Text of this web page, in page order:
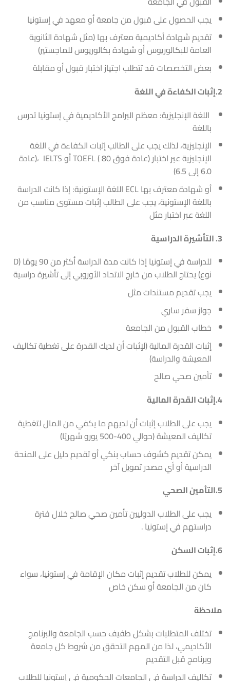
يجب الحصول على قبول من جامعة أو معهد في إستونيا
تقديم شهادة أكاديمية معترف بها (مثل شهادة الثانوية
العامة للبكالوريوس أو شهادة بكالوريوس للماجستير)
بعض التخصصات قد تتطلب اجتياز اختبار قبول أو مقابلة
2.إثبات الكفاءة في اللغة
اللغة الإنجليزية: معظم البرامج الأكاديمية في إستونيا تدرس
باللغة
الإنجليزية، لذلك يجب على الطالب إثبات الكفاءة في اللغة
الإنجليزية عبر اختبار (عادة فوق 80 ) TOEFL أو IELTS ،(عادة
6.0 إلى 6.5)
أو شهادة معترف بها ECL اللغة الإستونية: إذا كانت الدراسة
باللغة الإستونية، يجب على الطالب إثبات مستوى مناسب من
اللغة عبر اختبار مثل
3. التأشيرة الدراسية
للدراسة في إستونيا إذا كانت مدة الدراسة أكثر من 90 يومًا (D
نوع) يحتاج الطلاب من خارج الاتحاد الأوروبي إلى تأشيرة دراسية
يجب تقديم مستندات مثل
جواز سفر ساري
خطاب القبول من الجامعة
إثبات القدرة المالية (لإثبات أن لديك القدرة على تغطية تكاليف
المعيشة والدراسة)
تأمين صحي صالح
4.إثبات القدرة المالية
يجب على الطلاب إثبات أن لديهم ما يكفي من المال لتغطية
تكاليف المعيشة (حوالي 400-500 يورو شهريًا)
يمكن تقديم كشوف حساب بنكي أو تقديم دليل على المنحة
الدراسية أو أي مصدر تمويل آخر
5.التأمين الصحي
يجب على الطلاب الدوليين تأمين صحي صالح خلال فترة
دراستهم في إستونيا .
6.إثبات السكن
يمكن للطلاب تقديم إثبات مكان الإقامة في إستونيا، سواء
كان من الجامعة أو سكن خاص
ملاحظة
تختلف المتطلبات بشكل طفيف حسب الجامعة والبرنامج
الأكاديمي، لذا من المهم التحقق من شروط كل جامعة
وبرنامج قبل التقديم
تكاليف الدراسة في الجامعات الحكومية في إستونيا للطلاب